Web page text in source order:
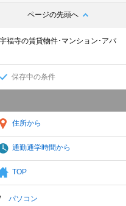
ページの先頭へ
宇福寺の賃貸物件･マンション･アパ
保存中の条件
住所から
通勤通学時間から
TOP
パソコン